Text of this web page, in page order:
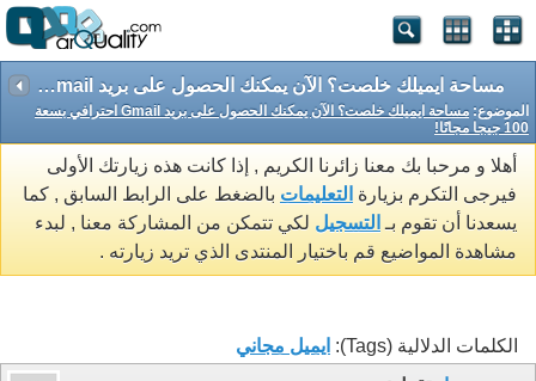
مساحة ايميلك خلصت؟ الآن يمكنك الحصول على بريد Gmail احترافي بسعة 100 جيجا مجانًا!
الموضوع:
مساحة ايميلك خلصت؟ الآن يمكنك الحصول على بريد Gmail احترافي بسعة
100 جيجا مجانًا!
أهلا و مرحبا بك معنا زائرنا الكريم , إذا كانت هذه زيارتك الأولى
فيرجى التكرم بزيارة التعليمات بالضغط على الرابط السابق , كما
يسعدنا أن تقوم بـ التسجيل لكي تتمكن من المشاركة معنا , لبدء
مشاهدة المواضيع قم باختيار المنتدى الذي تريد زيارته .
الكلمات الدلالية (Tags):
ايميل مجاني